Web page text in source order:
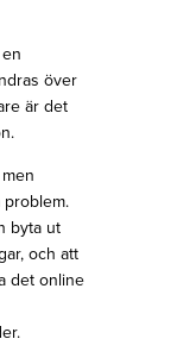
över
är det
problem.
byta ut
och att
det online